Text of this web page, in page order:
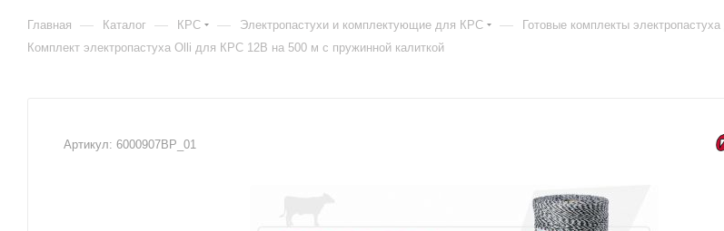
Главная — Каталог — КРС — Электропастухи и комплектующие для КРС — Готовые комплекты
Комплект электропастуха Olli для КРС 12В на 500 м с пружинной калиткой
Артикул: 6000907BP_01